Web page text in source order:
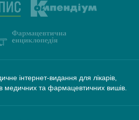
інтернет-видання для лікарів,
медичних та фармацевтичних вишів.